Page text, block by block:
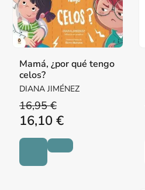
Mamá, ¿por qué tengo
celos?
DIANA JIMÉNEZ
16,95 €
16,10 €